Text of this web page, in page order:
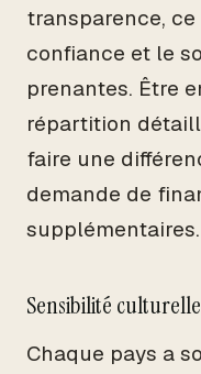
transparence,
confiance et le
prenantes. Être
répartition
faire une
demande de
supplémentaires.
Sensibilité
Chaque pays a